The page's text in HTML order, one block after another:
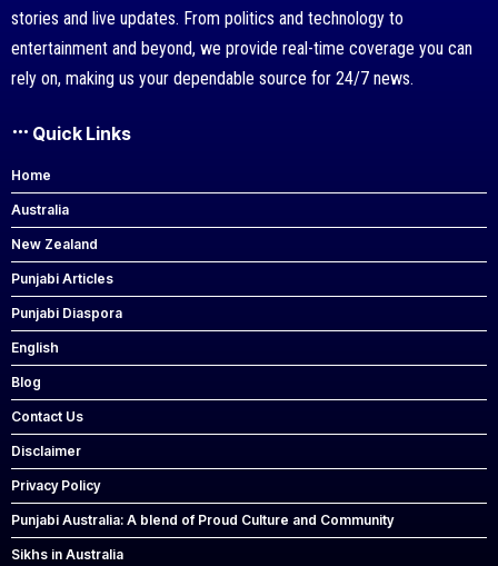
stories and live updates. From politics and technology to
entertainment and beyond, we provide real-time coverage you can
rely on, making us your dependable source for 24/7 news.
Quick Links
Home
Australia
New Zealand
Punjabi Articles
Punjabi Diaspora
English
Blog
Contact Us
Disclaimer
Privacy Policy
Punjabi Australia: A blend of Proud Culture and Community
Sikhs in Australia